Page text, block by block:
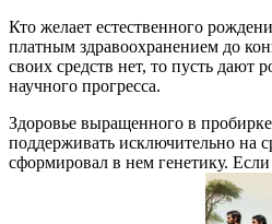
Кто желает естественного
платным здравоохранением до
своих средств нет, то пусть дают
научного прогресса.
Здоровье выращенного в
поддерживать исключительно на
сформировал в нем генетику. Если